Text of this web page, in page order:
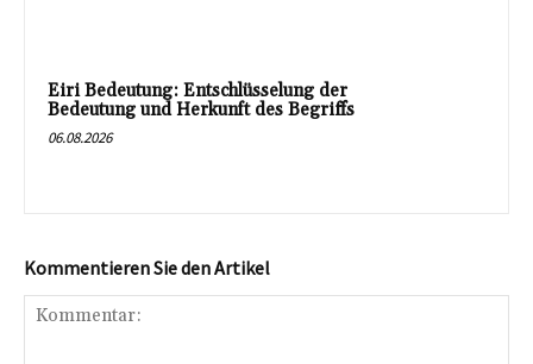
Eiri Bedeutung: Entschlüsselung der
Bedeutung und Herkunft des Begriffs
06.08.2026
Kommentieren Sie den Artikel